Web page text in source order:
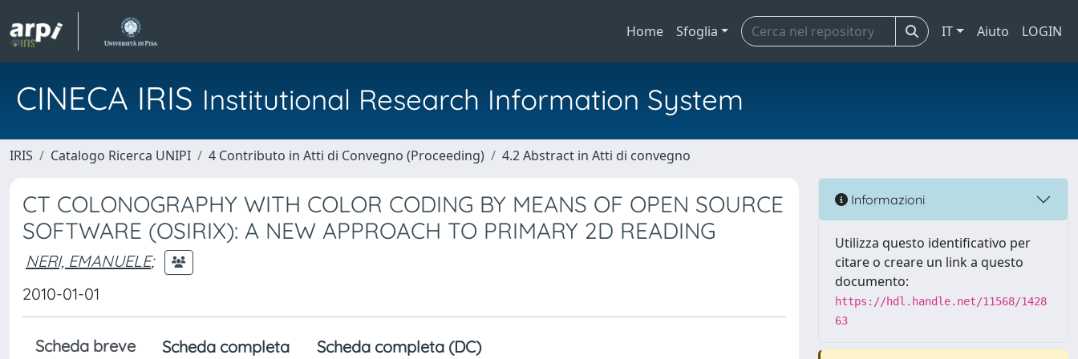
Home Sfoglia IT Aiuto LOGIN
CINECA IRIS Institutional Research Information System
IRIS Catalogo Ricerca UNIPI 4 Contributo in Atti di Convegno (Proceeding) 4.2 Abstract in Atti di convegno
CT COLONOGRAPHY WITH COLOR CODING BY MEANS OF OPEN SOURCE
SOFTWARE (OSIRIX): A NEW APPROACH TO PRIMARY 2D READING
NERI, EMANUELE;
2010-01-01
Scheda breve Scheda completa Scheda completa (DC)
Informazioni
Utilizza questo identificativo per
citare o creare un link a questo
documento:
https://hdl.handle.net/11568/1428
63